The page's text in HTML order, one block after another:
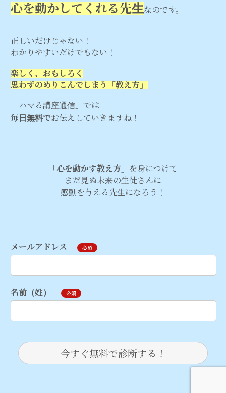
心を動かしてくれる先生なのです。
正しいだけじゃない！
わかりやすいだけでもない！
楽しく、おもしろく
思わずのめりこんでしまう「教え方」
「ハマる講座通信」では
毎日無料でお伝えしていきますね！
「心を動かす教え方」
を身につけて
まだ見ぬ未来の生徒さんに
感動を与える先生になろう！
メールアドレス 必須
名前（姓） 必須